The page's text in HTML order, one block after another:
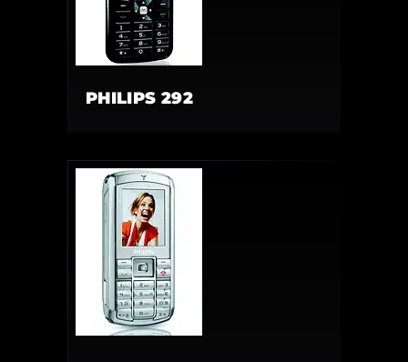
PHILIPS 292